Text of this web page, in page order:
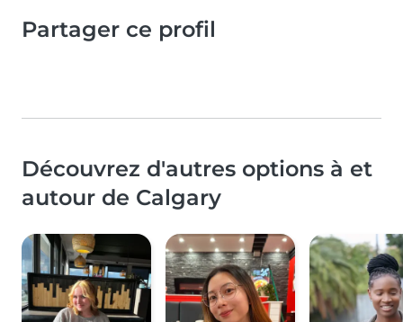
Partager ce profil
Découvrez d'autres options à et
autour de Calgary